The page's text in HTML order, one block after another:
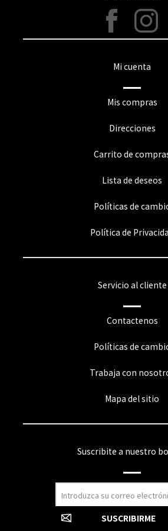
Mi cuenta
Mis compras
Direcciones
Carrito de
Lista de deseos
Políticas de
Política de
Servicio al cliente
Contactenos
Políticas de
Trabaja con
Mapa del sitio
Suscribite a nuestro